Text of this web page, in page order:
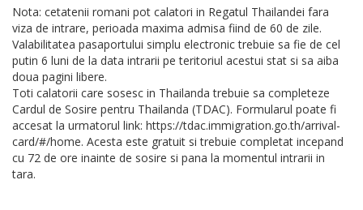
Nota: cetatenii romani pot calatori in Regatul Thailandei fara
viza de intrare, perioada maxima admisa fiind de 60 de zile.
Valabilitatea pasaportului simplu electronic trebuie sa fie de cel
putin 6 luni de la data intrarii pe teritoriul acestui stat si sa aiba
doua pagini libere.
Toti calatorii care sosesc in Thailanda trebuie sa completeze
Cardul de Sosire pentru Thailanda (TDAC). Formularul poate fi
accesat la urmatorul link: https://tdac.immigration.go.th/arrival-
card/#/home. Acesta este gratuit si trebuie completat incepand
cu 72 de ore inainte de sosire si pana la momentul intrarii in
tara.